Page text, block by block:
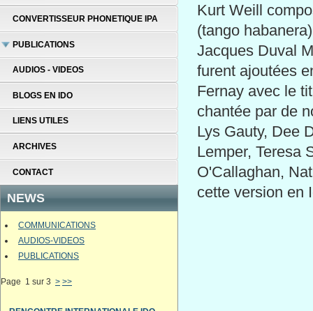
CONVERTISSEUR PHONETIQUE IPA
PUBLICATIONS
AUDIOS - VIDEOS
BLOGS EN IDO
LIENS UTILES
ARCHIVES
CONTACT
NEWS
COMMUNICATIONS
AUDIOS-VIDEOS
PUBLICATIONS
Page 1 sur 3 > >>
Kurt Weill
(tango
Jacques Duval
furent ajoutées
Fernay avec le
chantée par de
Lys Gauty, Dee
Lemper, Teresa
O'Callaghan,
cette version en